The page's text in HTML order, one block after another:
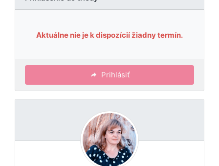
Aktuálne nie je k dispozícií žiadny termín.
Prihlásiť